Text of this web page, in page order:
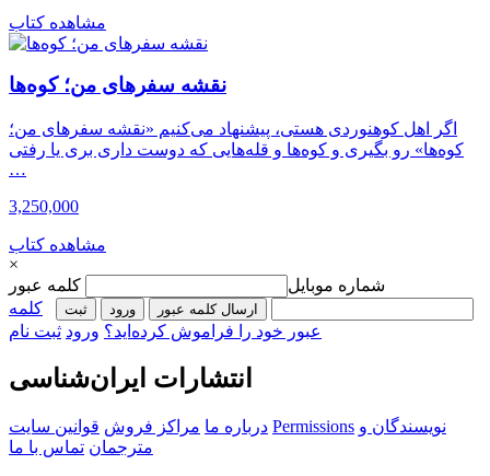
مشاهده کتاب
نقشه سفرهای من؛ کوه‌ها
اگر اهل کوهنوردی هستی، پیشنهاد می‌کنیم «نقشه سفرهای من؛
کوه‌ها» رو بگیری و کوه‌ها و قله‌هایی که دوست داری بری یا رفتی
…
3,250,000
مشاهده کتاب
×
شماره موبایل
کلمه عبور
ارسال کلمه عبور ورود ثبت‌
کلمه
عبور خود را فراموش کرده‌اید؟ ورود ثبت نام
انتشارات ایران‌شناسی
درباره ما مراکز فروش قوانین سایت Permissions نویسندگان و
مترجمان تماس با ما